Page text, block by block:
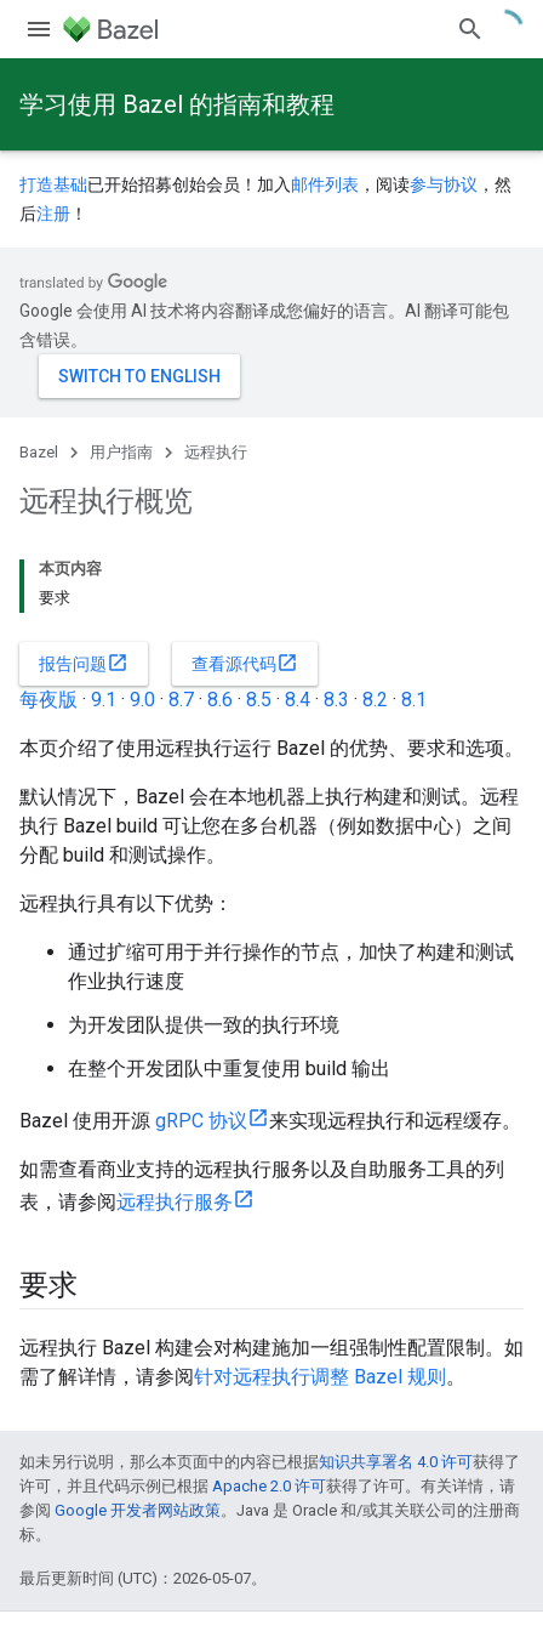
学习使用 Bazel 的指南和教程
打造基础已开始招募创始会员！加入 邮件列表 ，阅读参与协议 ，然
后注册 ！
Google 会使用 AI 技术将内容翻译成您偏好的语言。AI 翻译可能包
含错误。
Bazel 用户指南 远程执行
远程执行概览
本页内容
要求
报告问题open_in_new 查看源代码open_in_new
每夜版 · 9.1 · 9.0 · 8.7 · 8.6 · 8.5 · 8.4 · 8.3 · 8.2 · 8.1
本页介绍了使用远程执行运行 Bazel 的优势、要求和选项。
默认情况下，Bazel 会在本地机器上执行构建和测试。远程
执行 Bazel build 可让您在多台机器（例如数据中心）之间
分配 build 和测试操作。
远程执行具有以下优势：
通过扩缩可用于并行操作的节点，加快了构建和测试
作业执行速度
为开发团队提供一致的执行环境
在整个开发团队中重复使用 build 输出
Bazel 使用开源 gRPC 协议 来实现远程执行和远程缓存。
如需查看商业支持的远程执行服务以及自助服务工具的列
表，请参阅远程执行服务
要求
远程执行 Bazel 构建会对构建施加一组强制性配置限制。如
需了解详情，请参阅针对远程执行调整 Bazel 规则。
如未另行说明，那么本页面中的内容已根据知识共享署名 4.0 许可获得了
许可，并且代码示例已根据 Apache 2.0 许可获得了许可。有关详情，请
参阅 Google 开发者网站政策。Java 是 Oracle 和/或其关联公司的注册商
标。
最后更新时间 (UTC)：2026-05-07。